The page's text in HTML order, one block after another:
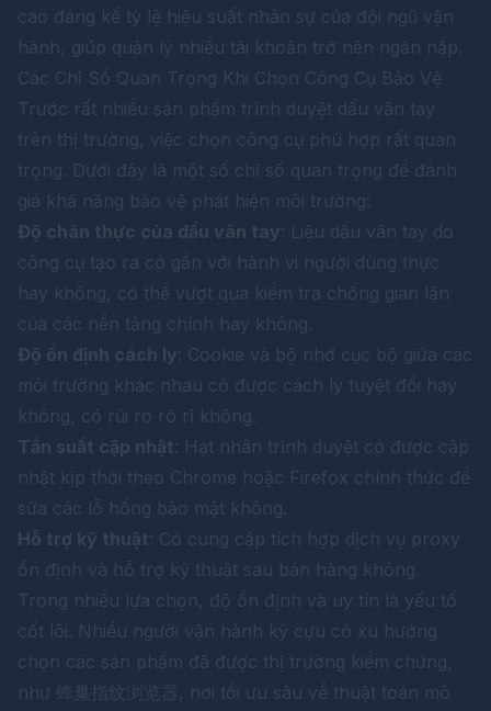
cao đáng kể tỷ lệ hiệu suất nhân sự của đội ngũ vận
hành, giúp quản lý nhiều tài khoản trở nên ngăn nắp.
Các Chỉ Số Quan Trọng Khi Chọn Công Cụ Bảo Vệ
Trước rất nhiều sản phẩm trình duyệt dấu vân tay
trên thị trường, việc chọn công cụ phù hợp rất quan
trọng. Dưới đây là một số chỉ số quan trọng để đánh
giá khả năng bảo vệ phát hiện môi trường:
Độ chân thực của dấu vân tay : Liệu dấu vân tay do
công cụ tạo ra có gần với hành vi người dùng thực
hay không, có thể vượt qua kiểm tra chống gian lận
của các nền tảng chính hay không.
Độ ổn định cách ly : Cookie và bộ nhớ cục bộ giữa các
môi trường khác nhau có được cách ly tuyệt đối hay
không, có rủi ro rò rỉ không.
Tần suất cập nhật : Hạt nhân trình duyệt có được cập
nhật kịp thời theo Chrome hoặc Firefox chính thức để
sửa các lỗ hổng bảo mật không.
Hỗ trợ kỹ thuật : Có cung cấp tích hợp dịch vụ proxy
ổn định và hỗ trợ kỹ thuật sau bán hàng không.
Trong nhiều lựa chọn, độ ổn định và uy tín là yếu tố
cốt lõi. Nhiều người vận hành kỳ cựu có xu hướng
chọn các sản phẩm đã được thị trường kiểm chứng,
như
蜂巢指纹浏览器 , nơi tối ưu sâu về thuật toán mô